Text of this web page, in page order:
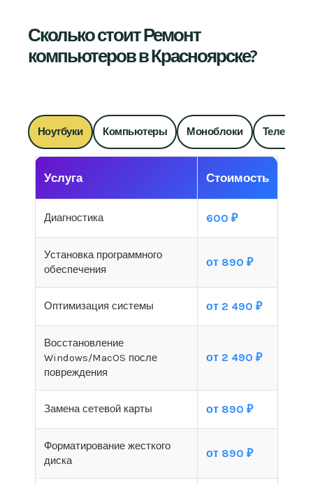
Сколько стоит Ремонт
компьютеров в Красноярске?
Ноутбуки Компьютеры Моноблоки
Услуга Стоимость
Диагностика 600 ₽
Установка программного
обеспечения
от 890 ₽
Оптимизация системы от 2 490 ₽
Восстановление
Windows/MacOS после
повреждения
от 2 490 ₽
Замена сетевой карты от 890 ₽
Форматирование жесткого
диска
от 890 ₽